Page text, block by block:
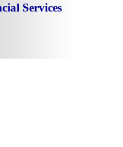
Services